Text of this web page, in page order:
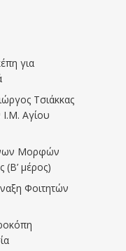
για
Τσιάκκας
Ι.Μ. Αγίου
Μορφών
(Β’ μέρος)
Φοιτητών